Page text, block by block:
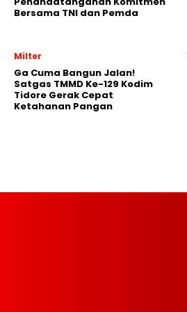
Bersama TNI dan Pemda
Milter
Ga Cuma Bangun Jalan!
Satgas TMMD Ke-129 Kodim
Tidore Gerak Cepat
Ketahanan Pangan